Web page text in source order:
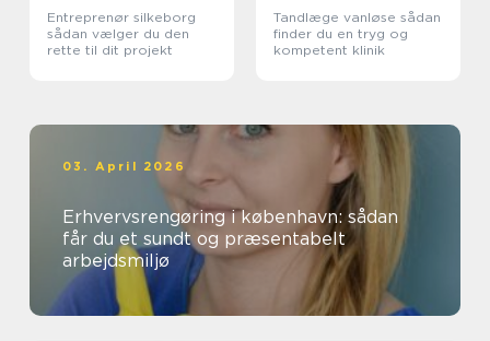
Entreprenør silkeborg
sådan vælger du den
rette til dit projekt
Tandlæge vanløse sådan
finder du en tryg og
kompetent klinik
03. April 2026
Erhvervsrengøring i københavn: sådan
får du et sundt og præsentabelt
arbejdsmiljø